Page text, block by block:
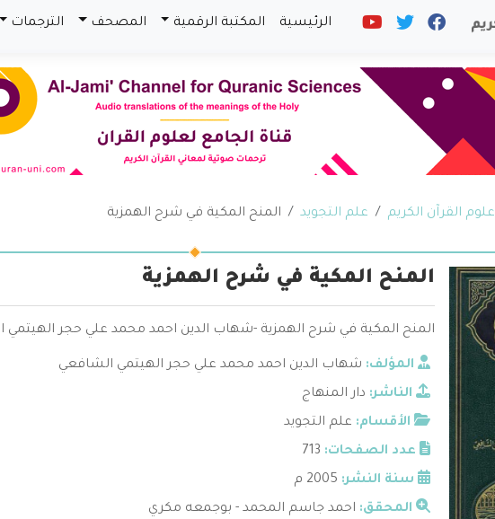
الرئيسية المكتبة الرقمية المصحف الترجمات
علوم القرآن الكريم علم التجويد المنح المكية في شرح الهمزية
المنح المكية في شرح الهمزية
المنح المكية في شرح الهمزية -شهاب الدين احمد محمد علي حجر الهيتمي
المؤلف: شهاب الدين احمد محمد علي حجر الهيتمي الشافعي
الناشر: دار المنهاج
الأقسام: علم التجويد
عدد الصفحات: 713
سنة النشر: 2005 م
المحقق: احمد جاسم المحمد - بوجمعه مكري